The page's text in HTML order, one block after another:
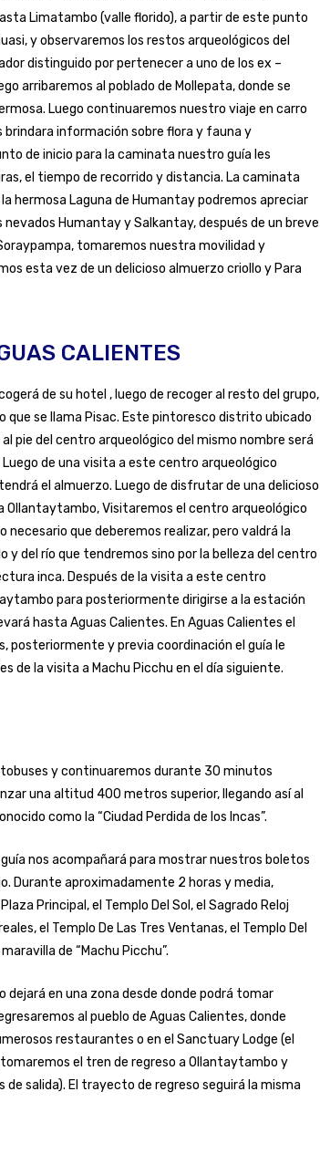
Limatambo (valle florido), a partir de este punto
y observaremos los restos arqueológicos del
distinguido por pertenecer a uno de los ex –
arribaremos al poblado de Mollepata, donde se
Luego continuaremos nuestro viaje en carro
información sobre flora y fauna y
de inicio para la caminata nuestro guía les
el tiempo de recorrido y distancia. La caminata
hermosa Laguna de Humantay podremos apreciar
Humantay y Salkantay, después de un breve
tomaremos nuestra movilidad y
esta vez de un delicioso almuerzo criollo y Para
CALIENTES
de su hotel , luego de recoger al resto del grupo,
que se llama Pisac. Este pintoresco distrito ubicado
pie del centro arqueológico del mismo nombre será
de una visita a este centro arqueológico
el almuerzo. Luego de disfrutar de una delicioso
Visitaremos el centro arqueológico
necesario que deberemos realizar, pero valdrá la
y del río que tendremos sino por la belleza del centro
inca. Después de la visita a este centro
para posteriormente dirigirse a la estación
hasta Aguas Calientes. En Aguas Calientes el
posteriormente y previa coordinación el guía le
de la visita a Machu Picchu en el día siguiente.
y continuaremos durante 30 minutos
una altitud 400 metros superior, llegando así al
como la “Ciudad Perdida de los Incas”.
nos acompañará para mostrar nuestros boletos
Durante aproximadamente 2 horas y media,
Principal, el Templo Del Sol, el Sagrado Reloj
el Templo De Las Tres Ventanas, el Templo Del
de “Machu Picchu”.
dejará en una zona desde donde podrá tomar
al pueblo de Aguas Calientes, donde
restaurantes o en el Sanctuary Lodge (el
el tren de regreso a Ollantaytambo y
de salida). El trayecto de regreso seguirá la misma